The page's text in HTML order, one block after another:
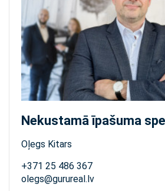
Nekustamā īpašuma
Oļegs Kitars
+371 25 486 367
olegs@gurureal.lv